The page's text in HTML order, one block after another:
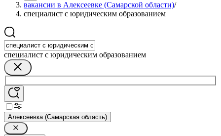
вакансии в Алексеевке (Самарской области)/
специалист с юридическим образованием
специалист с юридическим образованием
Алексеевка (Самарская область)